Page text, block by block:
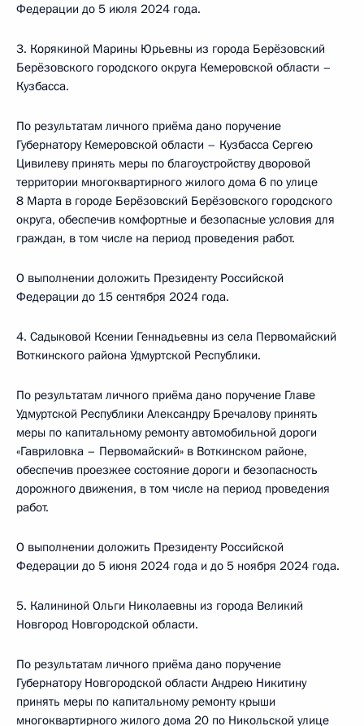
Федерации до 5 июля 2024 года.
3. Корякиной Марины Юрьевны из города Берёзовский
Берёзовского городского округа Кемеровской области –
Кузбасса.
По результатам личного приёма дано поручение
Губернатору Кемеровской области – Кузбасса Сергею
Цивилеву принять меры по благоустройству дворовой
территории многоквартирного жилого дома 6 по улице
8 Марта в городе Берёзовский Берёзовского городского
округа, обеспечив комфортные и безопасные условия для
граждан, в том числе на период проведения работ.
О выполнении доложить Президенту Российской
Федерации до 15 сентября 2024 года.
4. Садыковой Ксении Геннадьевны из села Первомайский
Воткинского района Удмуртской Республики.
По результатам личного приёма дано поручение Главе
Удмуртской Республики Александру Бречалову принять
меры по капитальному ремонту автомобильной дороги
«Гавриловка – Первомайский» в Воткинском районе,
обеспечив проезжее состояние дороги и безопасность
дорожного движения, в том числе на период проведения
работ.
О выполнении доложить Президенту Российской
Федерации до 5 июня 2024 года и до 5 ноября 2024 года.
5. Калининой Ольги Николаевны из города Великий
Новгород Новгородской области.
По результатам личного приёма дано поручение
Губернатору Новгородской области Андрею Никитину
принять меры по капитальному ремонту крыши
многоквартирного жилого дома 20 по Никольской улице